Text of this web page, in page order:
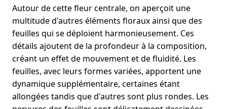
Autour de cette fleur centrale, on aperçoit une
multitude d'autres éléments floraux ainsi que des
feuilles qui se déploient harmonieusement. Ces
détails ajoutent de la profondeur à la composition,
créant un effet de mouvement et de fluidité. Les
feuilles, avec leurs formes variées, apportent une
dynamique supplémentaire, certaines étant
allongées tandis que d'autres sont plus rondes. Les